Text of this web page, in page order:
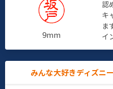
9mm
認
キ
ま
イ
みんな大好きディズニ